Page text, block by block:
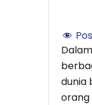
dunia
orang